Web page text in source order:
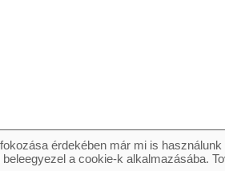
érdekében már mi is
a cookie-k alkalmazásába.